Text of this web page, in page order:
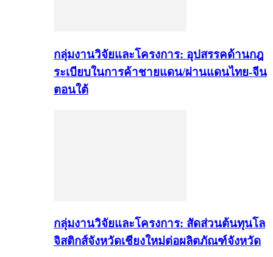
กลุ่มงานวิจัยและโครงการ: อุปสรรคด้านกฎ
ระเบียบในการค้าชายแดน/ผ่านแดนไทย-จีน
ตอนใต้
กลุ่มงานวิจัยและโครงการ: สัดส่วนต้นทุนโล
จิสติกส์จังหวัดเชียงใหม่ต่อผลิตภัณฑ์จังหวัด